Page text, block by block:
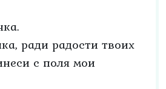
ради радости твоих
с поля мои